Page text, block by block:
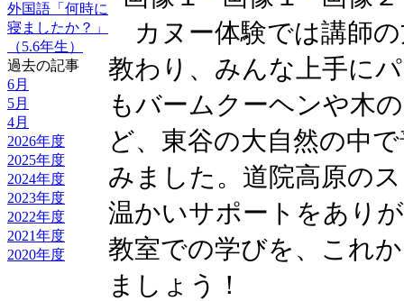
外国語「何時に
寝ましたか？」
（5.6年生）
過去の記事
6月
5月
4月
2026年度
2025年度
2024年度
2023年度
2022年度
2021年度
2020年度
カヌー体験では講師
教わり、みんな上手に
もバームクーヘンや木
ど、東谷の大自然の中
みました。道院高原の
温かいサポートをあり
教室での学びを、これ
ましょう！